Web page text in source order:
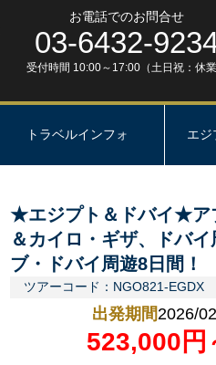
お電話でのお問合せ
03-6432-
受付時間 10:00～17:00（土日祝：休業
トラベルインフォ エジ
★エジプト＆ドバイ★ア
＆カイロ・ギザ、ドバ
ブ・ドバイ周遊8日間！
ツアーコード：NGO821-EGDX
出発期間2026/
523,000円